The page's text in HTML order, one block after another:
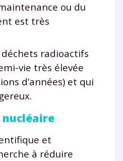
ou du
est très
radioactifs
vie très élevée
d’années) et qui
et
à réduire